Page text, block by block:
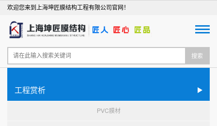
欢迎您来到上海坤匠膜结构工程有限公司官网！
搜索
工程赏析
PVC膜材